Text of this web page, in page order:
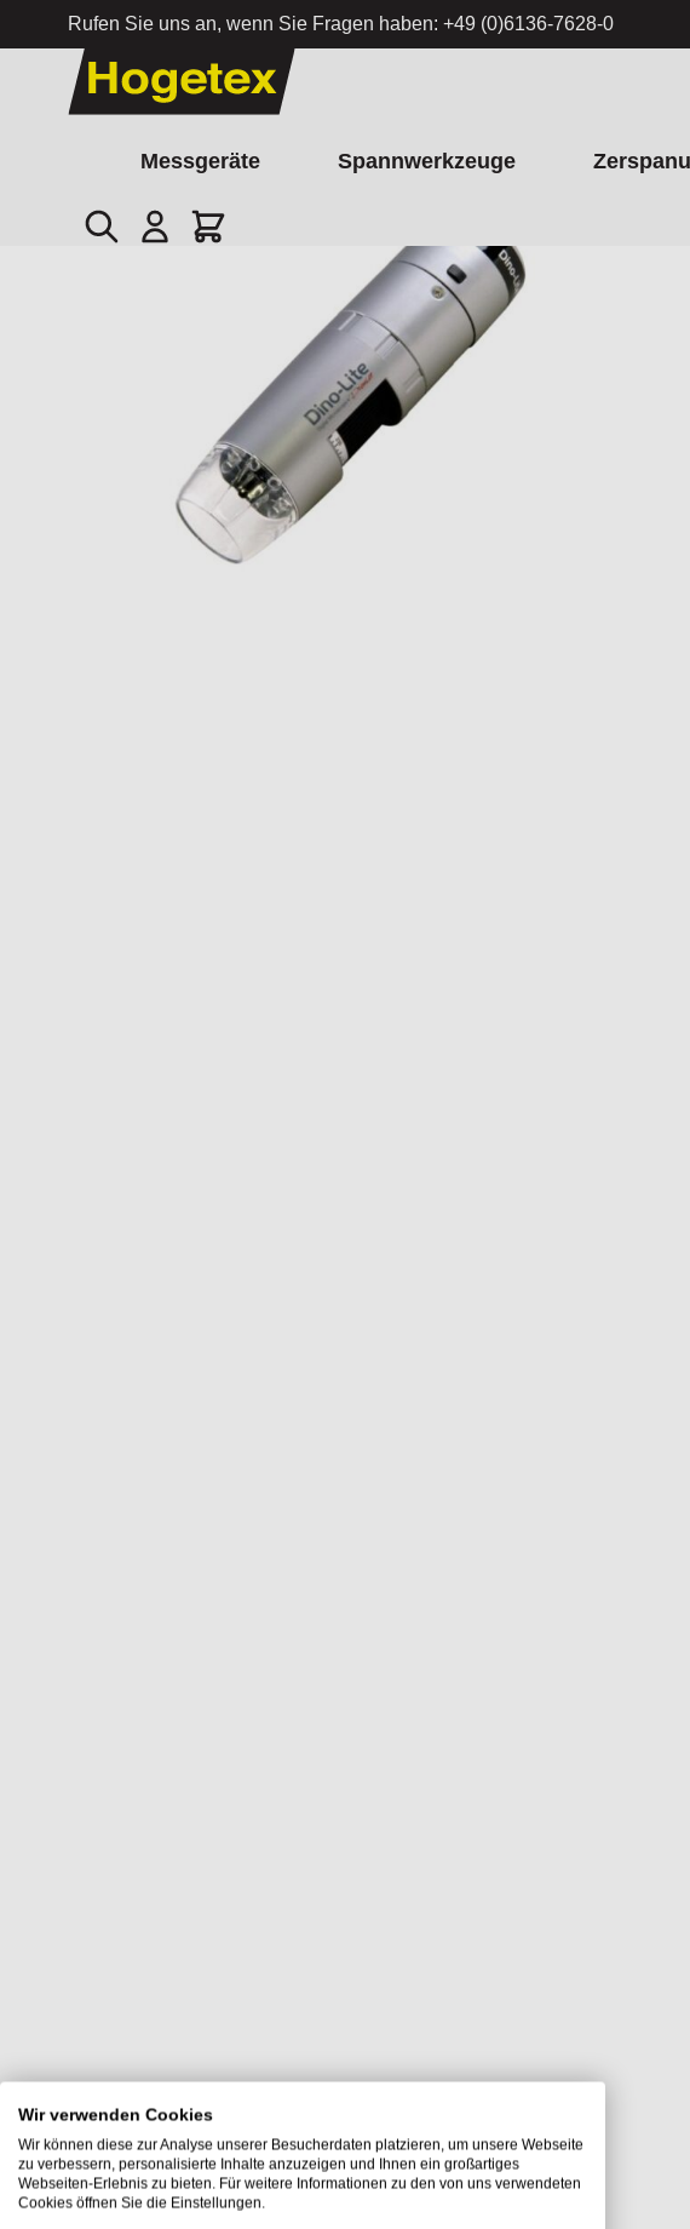
Rufen Sie uns an, wenn Sie Fragen haben: +49 (0)6136-7628-0
Zum Inhalt springen
Messgeräte Spannwerkzeuge
Suche Cart
Digitalmikroskop Dino-Lite Basic AF3113T
Wir verwenden Cookies
Wir können diese zur Analyse unserer Besucherdaten platzieren, um unsere Webseite
zu verbessern, personalisierte Inhalte anzuzeigen und Ihnen ein großartiges
Webseiten-Erlebnis zu bieten. Für weitere Informationen zu den von uns verwendeten
Cookies öffnen Sie die Einstellungen.